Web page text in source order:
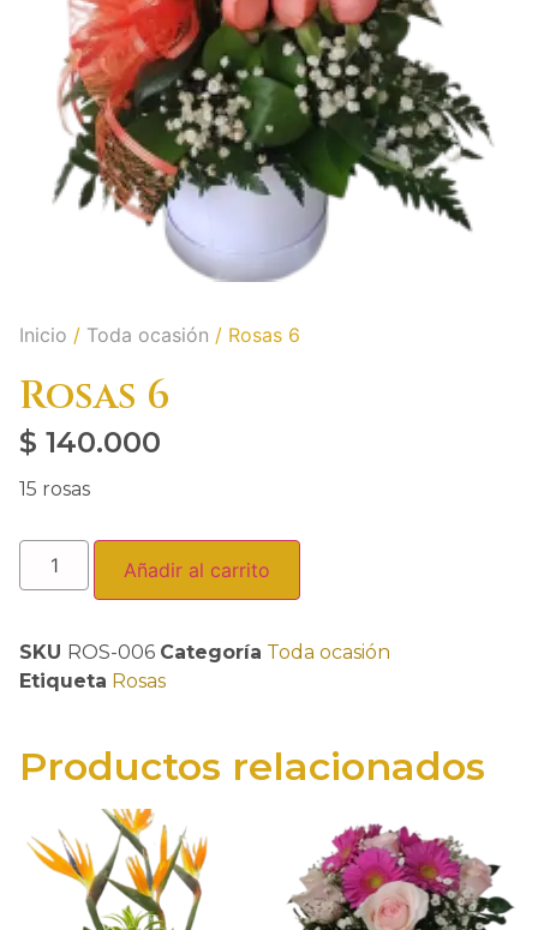
Inicio / Toda ocasión / Rosas 6
Rosas 6
$ 140.000
15 rosas
Añadir al carrito
SKU ROS-006 Categoría Toda ocasión
Etiqueta Rosas
Productos relacionados